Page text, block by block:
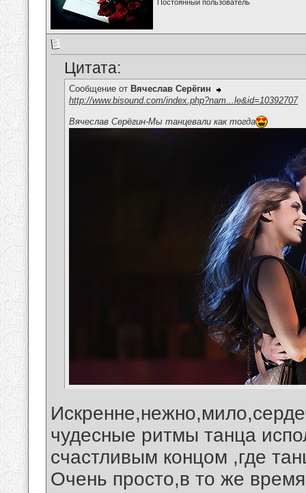
Постоянный пользователь
Цитата:
Сообщение от Вячеслав Серёгин
http://www.bisound.com/index.php?nam...le&id=10392707
Вячеслав Серёгин-Мы танцевали как тогда
чудесные ритмы танца
счастливым концом ,где
Очень просто,в то же